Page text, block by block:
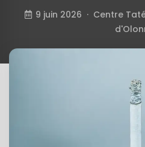
9 juin 2026 · Centre